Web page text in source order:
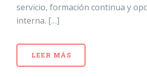
servicio, formación continua y
interna. […]
LEER MÁS